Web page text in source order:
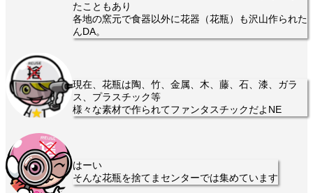
たこともあり
各地の窯元で食器以外に花器（花瓶）も沢山作られた
んDA。
現在、花瓶は陶、竹、金属、木、藤、石、漆、ガラ
ス、プラスチック等
様々な素材で作られてファンタスチックだよNE
はーい
そんな花瓶を捨てまセンターでは集めています